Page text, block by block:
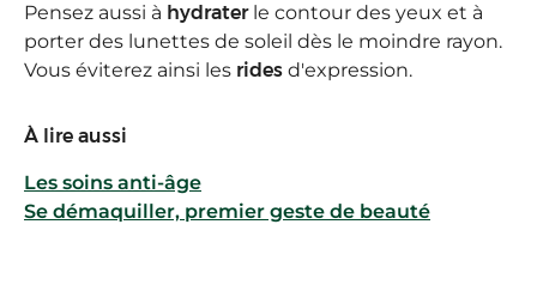
Pensez aussi à hydraterle contour des yeux et à
porter des lunettes de soleil dès le moindre rayon.
Vous éviterez ainsi les rides d'expression.
À lire aussi
Les soins anti-âge
Se démaquiller, premier geste de beauté